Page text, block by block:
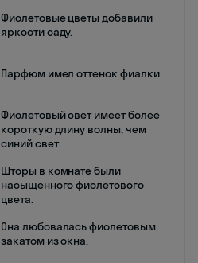
Фиолетовые цветы добавили
яркости саду.
Парфюм имел оттенок фиалки.
Фиолетовый свет имеет более
короткую длину волны, чем
синий свет.
Шторы в комнате были
насыщенного фиолетового
цвета.
Она любовалась фиолетовым
закатом из окна.